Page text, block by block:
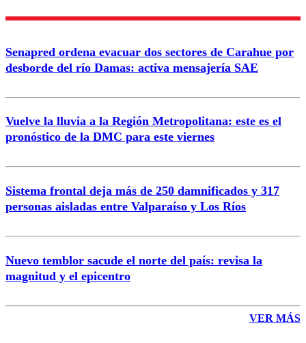
Correo
Enviar comentario
Senapred ordena evacuar dos sectores de Carahue por
desborde del río Damas: activa mensajería SAE
Vuelve la lluvia a la Región Metropolitana: este es el
pronóstico de la DMC para este viernes
Sistema frontal deja más de 250 damnificados y 317
personas aisladas entre Valparaíso y Los Ríos
Nuevo temblor sacude el norte del país: revisa la
magnitud y el epicentro
VER MÁS